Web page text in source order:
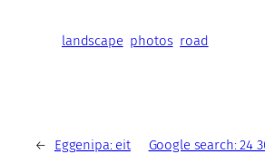
landscape photos road
←
Eggenipa: eit
Google search: 24